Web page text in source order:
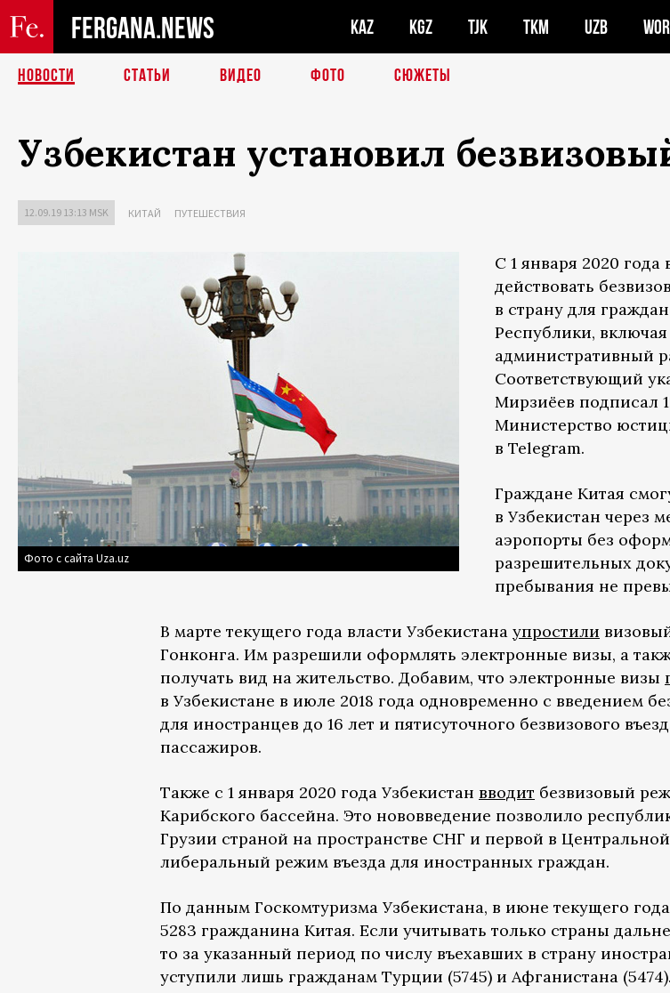
FERGANA.NEWS KAZ KGZ TJK TKM UZB
НОВОСТИ СТАТЬИ ВИДЕО ФОТО СЮЖЕТЫ
Узбекистан установил
12.09.19 13:13 MSK КИТАЙ ПУТЕШЕСТВИЯ
Фото с сайта Uza.uz
С 1 января 2020 года
действовать
в страну для
Республики,
административный
Соответствующий
Мирзиёев подписал
Министерство
в Telegram.
Граждане Китая
в Узбекистан через
аэропорты без
разрешительных
пребывания не
В марте текущего года власти Узбекистана упростили
Гонконга. Им разрешили оформлять электронные визы, а
получать вид на жительство. Добавим, что электронные визы
в Узбекистане в июле 2018 года одновременно с введением
для иностранцев до 16 лет и пятисуточного безвизового
пассажиров.
Также с 1 января 2020 года Узбекистан вводит безвизовый
Карибского бассейна. Это нововведение позволило
Грузии страной на пространстве СНГ и первой в
либеральный режим въезда для иностранных граждан.
По данным Госкомтуризма Узбекистана, в июне текущего
5283 гражданина Китая. Если учитывать только страны
то за указанный период по числу въехавших в страну
уступили лишь гражданам Турции (5745) и Афганистана (5474).